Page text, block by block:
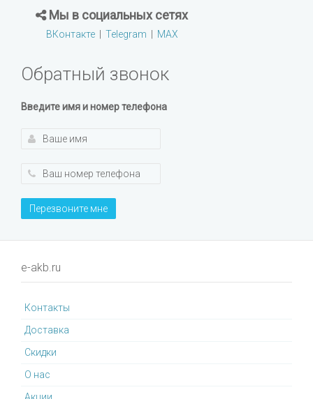
Мы в социальных сетях
ВКонтакте| Telegram | MAX
Обратный звонок
Введите имя и номер телефона
Перезвоните мне
e-akb.ru
Контакты
Доставка
Cкидки
О нас
Акции